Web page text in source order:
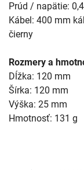
Prúd / napätie:
Kábel: 400 mm
čierny
Rozmery a
Dĺžka: 120 mm
Šírka: 120 mm
Výška: 25 mm
Hmotnosť: 131 g